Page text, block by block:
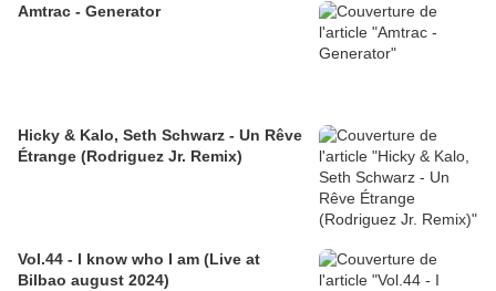
Amtrac - Generator
Hicky & Kalo, Seth Schwarz - Un Rêve
Étrange (Rodriguez Jr. Remix)
Vol.44 - I know who I am (Live at
Bilbao august 2024)